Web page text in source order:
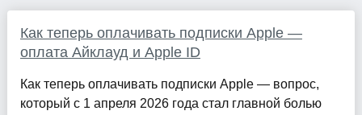
Как теперь оплачивать подписки Apple —
оплата Айклауд и Apple ID
Как теперь оплачивать подписки Apple — вопрос,
который с 1 апреля 2026 года стал главной болью